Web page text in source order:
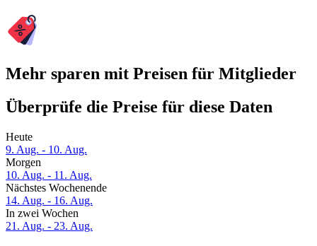
Mehr sparen mit Preisen für Mitglieder
Überprüfe die Preise für diese Daten
Heute
9. Aug. - 10. Aug.
Morgen
10. Aug. - 11. Aug.
Nächstes Wochenende
14. Aug. - 16. Aug.
In zwei Wochen
21. Aug. - 23. Aug.